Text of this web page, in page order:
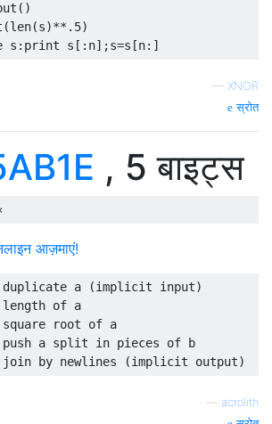
()
(len(s)**. 5)
s : print s [: n];s=s [n:]
— XNOR
स्रोत
, 5 बाइट्स
आज़माएं!
a (implicit input)
of a
root of a
a split in pieces of b
acrolith